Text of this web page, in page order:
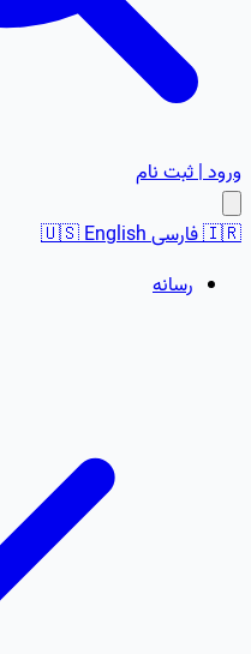
ورود | ثبت نام
🇮🇷فارسی 🇺🇸English
رسانه